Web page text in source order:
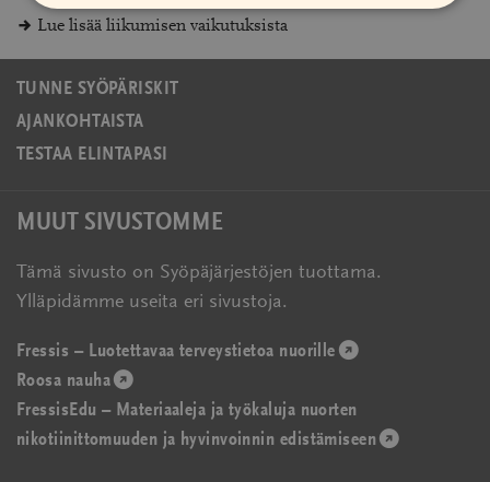
Lue lisää liikumisen vaikutuksista
TUNNE SYÖPÄRISKIT
AJANKOHTAISTA
TESTAA ELINTAPASI
MUUT SIVUSTOMME
Tämä sivusto on Syöpäjärjestöjen tuottama.
Ylläpidämme useita eri sivustoja.
Fressis – Luotettavaa terveystietoa nuorille (avautuu
ikkunassa)
Roosa nauha(avautuu
uudessa
ikkunassa)
FressisEdu – Materiaaleja ja työkaluja nuorten
nikotiinittomuuden ja hyvinvoinnin edistämiseen (avautuu